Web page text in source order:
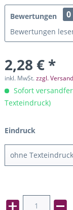
Bewertungen 0
Bewertungen
2,28 € *
inkl. MwSt.zzgl.
Sofort
Texteindruck)
Eindruck